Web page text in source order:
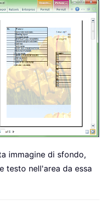
immagine di sfondo,
testo nell'area da essa